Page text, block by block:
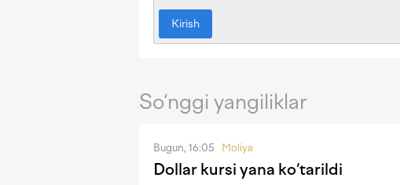
Kirish
So‘nggi yangiliklar
Bugun, 16:05 Moliya
Dollar kursi yana ko‘tarildi